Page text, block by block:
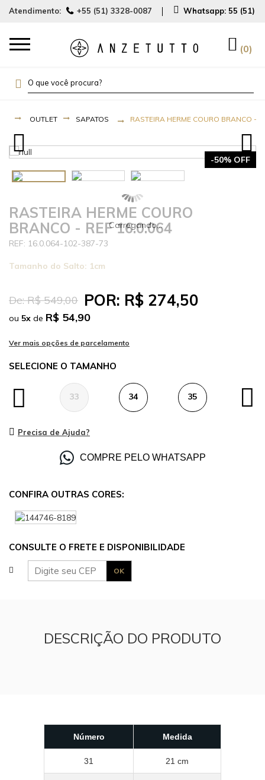
Atendimento: +55 (51) 3328-0087 Whatsapp: 55 (51)
0
OUTLET SAPATOS RASTEIRA HERME COURO BRANCO -
-50% OFF
RASTEIRA HERME COURO
BRANCO - REF 16.0.064
16.0.064-102-387-73
Tamanho do Salto: 1cm
De:R$ 549,00 POR: R$ 274,50
ou 5x de R$ 54,90
TAMANHO
33 34 35
Precisa de Ajuda?
COMPRE PELO WHATSAPP
CONFIRA OUTRAS CORES:
CONSULTE O FRETE E DISPONIBILIDADE
DESCRIÇÃO DO PRODUTO
Número Medida
31 21 cm